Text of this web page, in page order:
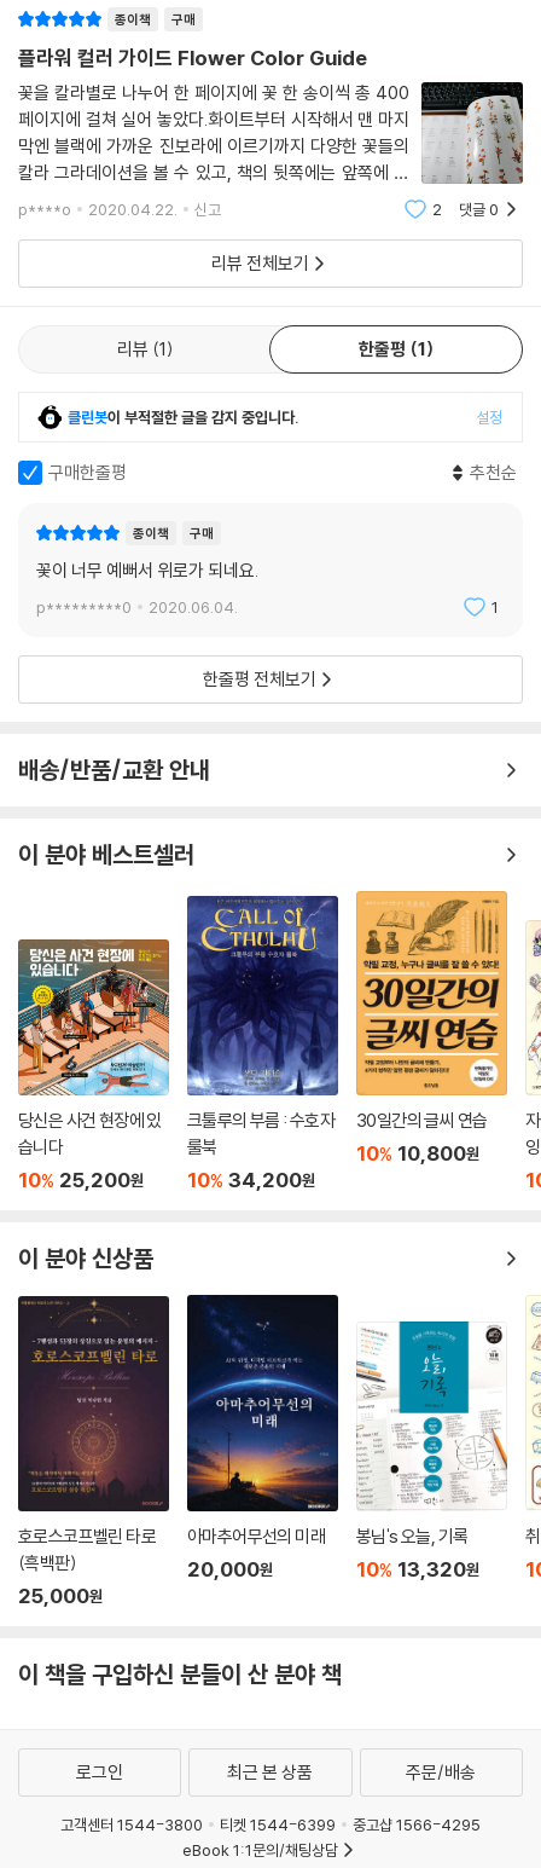
종이책 구매
플라워 컬러 가이드 Flower Color Guide
꽃을 칼라별로 나누어 한 페이지에 꽃 한 송이씩 총 400
페이지에 걸쳐 실어 놓았다.화이트부터 시작해서 맨 마지
막엔 블랙에 가까운 진보라에 이르기까지 다양한 꽃들의
칼라 그라데이션을 볼 수 있고, 책의 뒷쪽에는 앞쪽에 소
개한 꽃들을 한 페이지에 각 20송이씩 총 20페이지에 걸
쳐 하나씩 절취해서 사용할 수 있도록 해놓았다.어떤 작품
을 구상할 때 절취한 칩들을 활용해서 간단
p****o 2020.04.22. 신고 2 댓글0
리뷰 전체보기
리뷰 1 한줄평 1
클린봇이 부적절한 글을 감지 중입니다. 설정
구매한줄평 추천순
종이책 구매
꽃이 너무 예뻐서 위로가 되네요.
p*********0 2020.06.04. 1
한줄평 전체보기
배송/반품/교환 안내
이 분야 베스트셀러
당신은 사건 현장에 있
습니다
10% 25,200원
크툴루의 부름 : 수호자
룰북
10% 34,200원
30일간의 글씨 연습
10% 10,800원
잉
이 분야 신상품
호로스코프벨린 타로
(흑백판)
25,000원
아마추어무선의 미래
20,000원
봉님's 오늘, 기록
10% 13,320원
이 책을 구입하신 분들이 산 분야 책
로그인 최근 본 상품 주문/배송
고객센터 1544-3800 티켓 1544-6399
중고샵 1566-4295
eBook 1:1문의/채팅상담